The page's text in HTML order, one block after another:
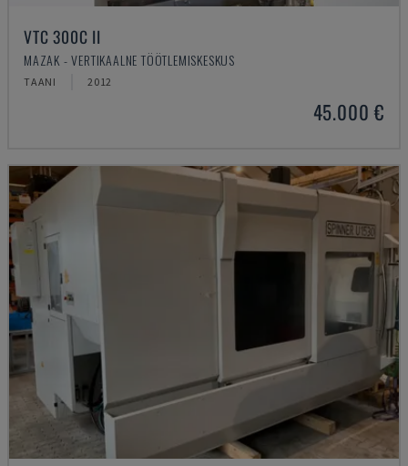
VTC 300C II
MAZAK - VERTIKAALNE TÖÖTLEMISKESKUS
TAANI 2012
45.000 €